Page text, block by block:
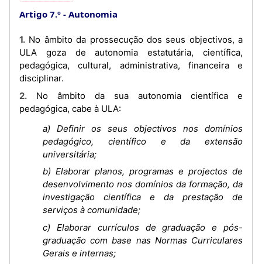
Artigo 7.º Autonomia
1. No âmbito da prossecução dos seus objectivos, a
ULA goza de autonomia estatutária, científica,
pedagógica, cultural, administrativa, financeira e
disciplinar.
2. No âmbito da sua autonomia científica e
pedagógica, cabe à ULA:
a) Definir os seus objectivos nos domínios
pedagógico, científico e da extensão
universitária;
b) Elaborar planos, programas e projectos de
desenvolvimento nos domínios da formação, da
investigação científica e da prestação de
serviços à comunidade;
c) Elaborar currículos de graduação e pós-
graduação com base nas Normas Curriculares
Gerais e internas;